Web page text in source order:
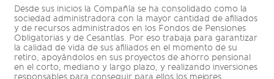
Desde sus inicios la Compañía se ha consolidado como la
sociedad administradora con la mayor cantidad de afiliados
y de recursos administrados en los Fondos de Pensiones
Obligatorias y de Cesantías. Por eso trabaja para garantizar
la calidad de vida de sus afiliados en el momento de su
retiro, apoyándolos en sus proyectos de ahorro pensional
en el corto, mediano y largo plazo, y realizando inversiones
responsables para conseguir para ellos los mejores